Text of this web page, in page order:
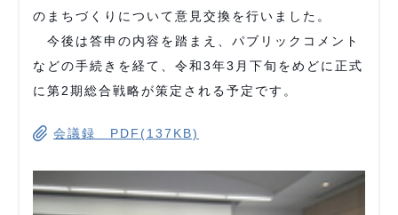
のまちづくりについて意見交換を行いました。
今後は答申の内容を踏まえ、パブリックコメント
などの手続きを経て、令和3年3月下旬をめどに正式
に第2期総合戦略が策定される予定です。
会議録 PDF(137KB)